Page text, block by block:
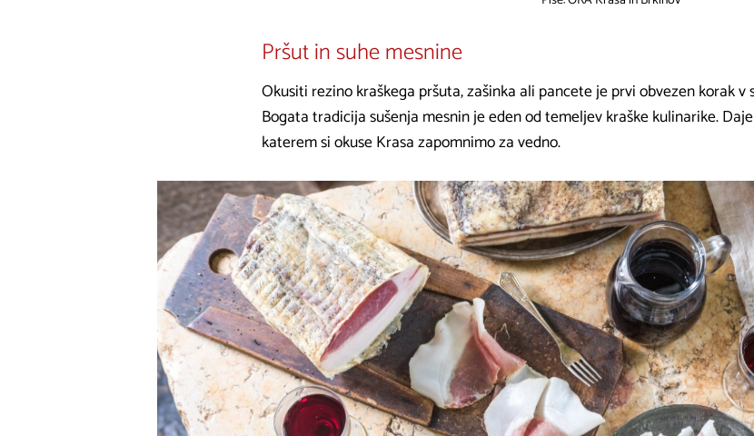
Pršut in suhe mesnine
Okusiti rezino kraškega pršuta, zašinka ali pancete je prvi obvezen korak v
Bogata tradicija sušenja mesnin je eden od temeljev kraške kulinarike.
katerem si okuse Krasa zapomnimo za vedno.